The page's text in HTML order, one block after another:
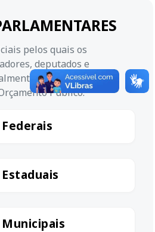
pelos quais os
deputados e
ou em conjunto,
Público.
Municipais